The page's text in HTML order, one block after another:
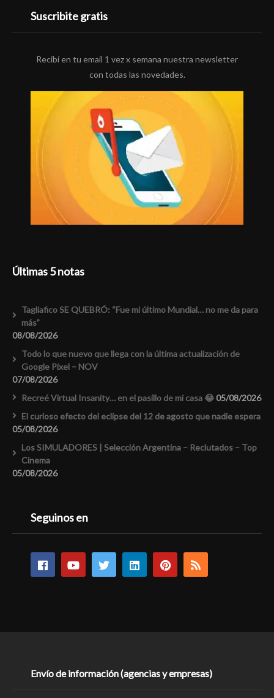
Suscribite gratis
Recibí en tu email 1 vez x semana nuestra newsletter
con todas las novedades.
Últimas 5 notas
Tagliafico SE QUEBRÓ: “Fue mi último Mundial… no me da para
más”
08/08/2026
Todo lo que nuevo que llega con la última actualización de
Google Pixel – NOV
07/08/2026
Recreé Virtual Insanity… en el pasillo de mi casa 😂05/08/2026
El curioso efecto del eclipse del 12 de agosto que nadie espera
05/08/2026
Los SIMULADORES | Selección Argentina – Reclutados – Top
Cinema
05/08/2026
Seguinos en
Envío de información (agencias y empresas)